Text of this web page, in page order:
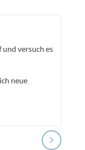
und versuch es
neue